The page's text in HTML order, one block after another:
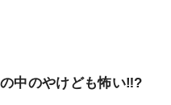
中のやけども怖い‼?